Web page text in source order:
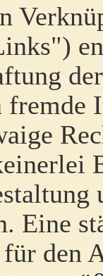
fremde
Eine
den